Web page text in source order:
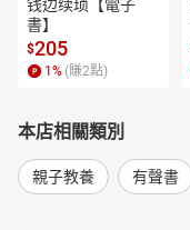
钱边续琐【電子
書】
$205
1 % (賺2點)
本店相關類別
親子教養 有聲書